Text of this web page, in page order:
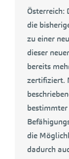
Österreich:
die
zu einer
dieser
bereits
zertifiziert.
die
dadurch